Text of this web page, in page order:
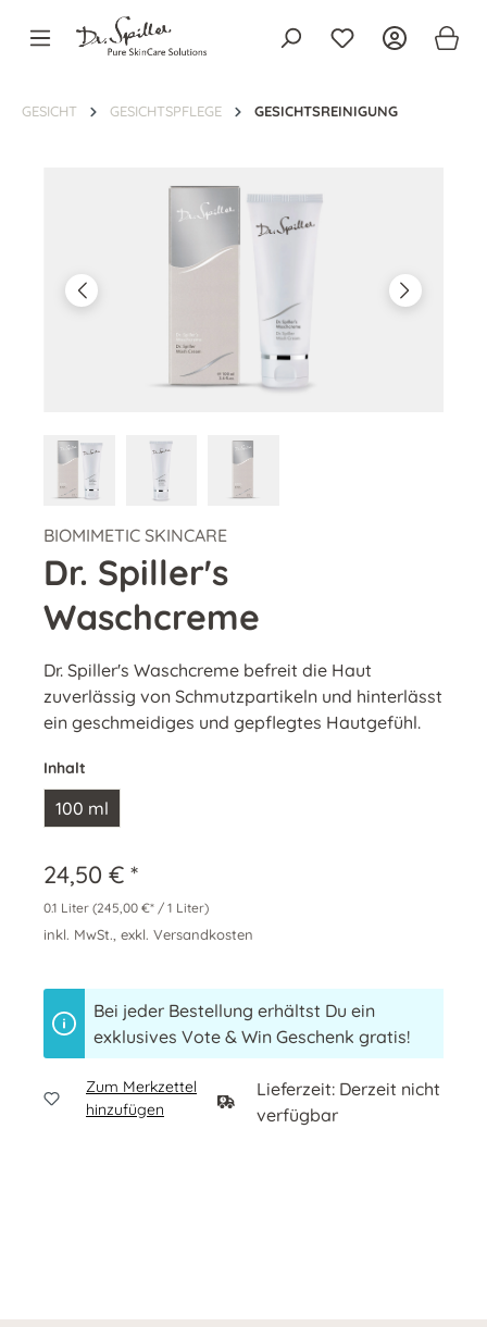
springen
GESICHT GESICHTSPFLEGE GESICHTSREINIGUNG
BIOMIMETIC SKINCARE
Dr. Spiller's
Waschcreme
Dr. Spiller's Waschcreme befreit die Haut
zuverlässig von Schmutzpartikeln und hinterlässt
ein geschmeidiges und gepflegtes Hautgefühl.
Inhalt
100 ml
24,50 € *
0.1 Liter (245,00 €* / 1 Liter)
inkl. MwSt., exkl. Versandkosten
Bei jeder Bestellung erhältst Du ein
exklusives Vote & Win Geschenk gratis!
Zum Merkzettel
hinzufügen
Lieferzeit: Derzeit nicht
verfügbar